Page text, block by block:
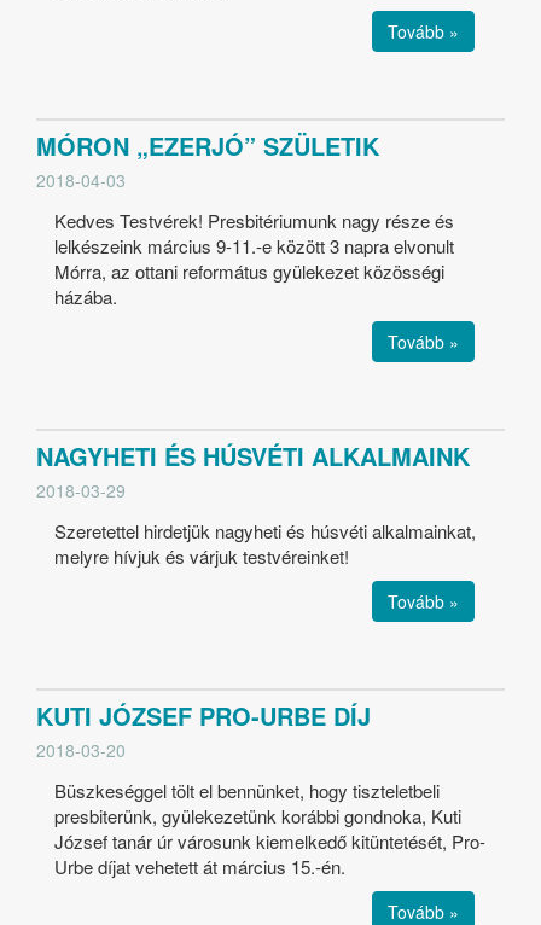
Tovább »
MÓRON „EZERJÓ” SZÜLETIK
2018-04-03
Kedves Testvérek! Presbitériumunk nagy része és
lelkészeink március 9-11.-e között 3 napra elvonult
Mórra, az ottani református gyülekezet közösségi
házába.
Tovább »
NAGYHETI ÉS HÚSVÉTI ALKALMAINK
2018-03-29
Szeretettel hirdetjük nagyheti és húsvéti alkalmainkat,
melyre hívjuk és várjuk testvéreinket!
Tovább »
KUTI JÓZSEF PRO-URBE DÍJ
2018-03-20
Büszkeséggel tölt el bennünket, hogy tiszteletbeli
presbiterünk, gyülekezetünk korábbi gondnoka, Kuti
József tanár úr városunk kiemelkedő kitüntetését, Pro-
Urbe díjat vehetett át március 15.-én.
Tovább »